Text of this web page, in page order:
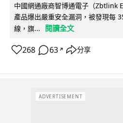
中國網通廠商智博通電子（Zbtlink
產品爆出嚴重安全漏洞，被發現每
線，旗...
閱讀全文
268 63 ↗ 分享
ADVERTISEMENT